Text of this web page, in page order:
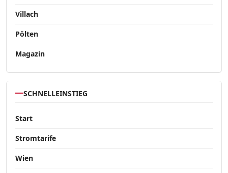
Villach
Pölten
Magazin
SCHNELLEINSTIEG
Start
Stromtarife
Wien